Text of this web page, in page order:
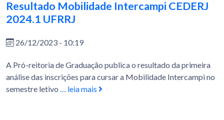
Resultado Mobilidade Intercampi CEDERJ
2024.1 UFRRJ
26/12/2023 - 10:19
A Pró-reitoria de Graduação publica o resultado da primeira
análise das inscrições para cursar a Mobilidade Intercampi no
semestre letivo
… leia mais